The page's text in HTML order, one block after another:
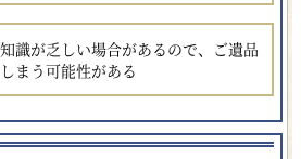
識が乏しい場合があるので、 ご遺品
まう可能性がある